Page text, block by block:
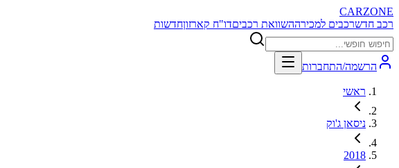
CARZONE
רכב חדשרכבים למכירההשוואת רכביםדו"ח קארזוןחדשות
הרשמה/התחברות
ראשי
ניסאן ג'וק
2018